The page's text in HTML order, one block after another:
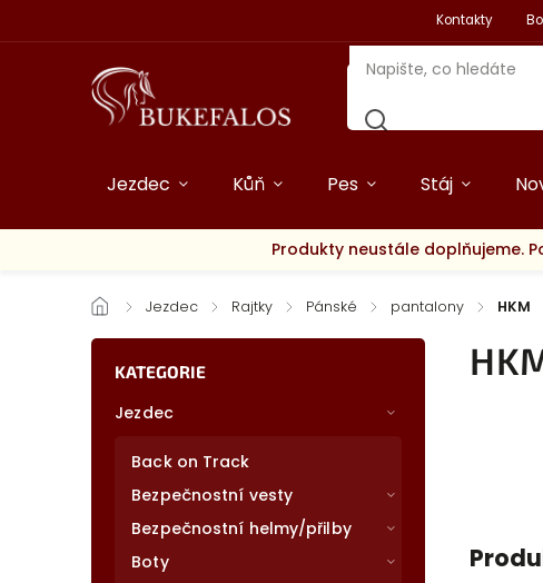
Kontakty
Jezdec Kůň Pes Stáj
Produkty neustále doplňujeme.
/ Jezdec / Rajtky / Pánské / pantalony / HKM
KATEGORIE
Jezdec
Back on Track
Bezpečnostní vesty
Bezpečnostní helmy/přilby
Boty